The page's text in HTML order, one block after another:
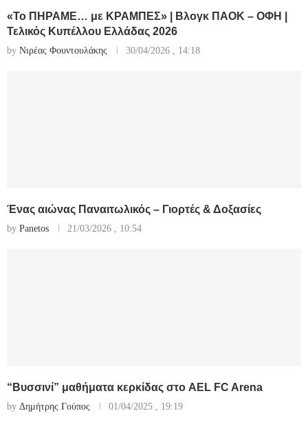
«Το ΠΗΡΑΜΕ… με ΚΡΑΜΠΕΣ» | Βλογκ ΠΑΟΚ – ΟΦΗ |
Τελικός Κυπέλλου Ελλάδας 2026
by Νιρέας Φουντουλάκης 30/04/2026 , 14:18
Ένας αιώνας Παναιτωλικός – Γιορτές & Δοξασίες
by Panetos 21/03/2026 , 10:54
“Βυσσινί” μαθήματα κερκίδας στο AEL FC Arena
by Δημήτρης Γούπος 01/04/2025 , 19:19